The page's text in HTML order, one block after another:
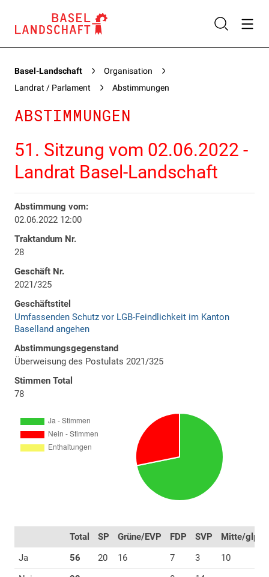
Basel-Landschaft
Organisation
Landrat / Parlament
Abstimmungen
ABSTIMMUNGEN